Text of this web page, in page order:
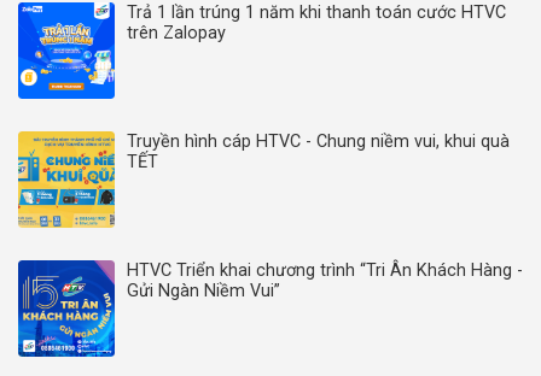
Trả 1 lần trúng 1 năm khi thanh toán cước HTVC
trên Zalopay
Truyền hình cáp HTVC - Chung niềm vui, khui quà
TẾT
HTVC Triển khai chương trình “Tri Ân Khách Hàng -
Gửi Ngàn Niềm Vui”